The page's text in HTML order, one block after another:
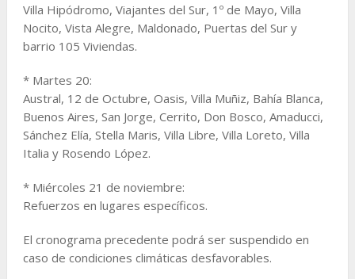
Villa Hipódromo, Viajantes del Sur, 1º de Mayo, Villa
Nocito, Vista Alegre, Maldonado, Puertas del Sur y
barrio 105 Viviendas.
* Martes 20:
Austral, 12 de Octubre, Oasis, Villa Muñiz, Bahía Blanca,
Buenos Aires, San Jorge, Cerrito, Don Bosco, Amaducci,
Sánchez Elía, Stella Maris, Villa Libre, Villa Loreto, Villa
Italia y Rosendo López.
* Miércoles 21 de noviembre:
Refuerzos en lugares específicos.
El cronograma precedente podrá ser suspendido en
caso de condiciones climáticas desfavorables.